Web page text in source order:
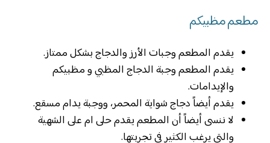
مطعم مظبيكم
يقدم المطعم وجبات الأرز والدجاج بشكل ممتاز.
يقدم المطعم وجبة الدجاج المظبي و مظبيكم
والإيدامات.
يقدم أيضاً دجاج شواية المحمر، ووجبة يدام مسقع.
لا ننسى أيضاً أن المطعم يقدم حلى ام على الشهية
والتي يرغب الكثير في تجربتها.